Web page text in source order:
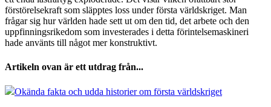
förstörelsekraft som släpptes loss under första världskriget. Man
frågar sig hur världen hade sett ut om den tid, det arbete och den
uppfinningsrikedom som investerades i detta förintelsemaskineri
hade använts till något mer konstruktivt.
Artikeln ovan är ett utdrag från...